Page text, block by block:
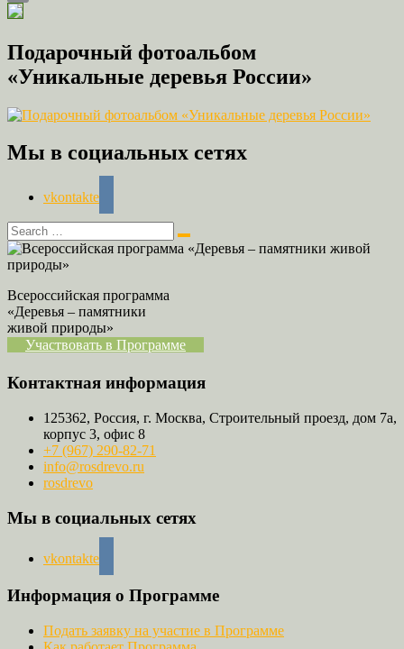
Copy
Подарочный фотоальбом
«Уникальные деревья России»
Мы в социальных сетях
vkontakte
Всероссийская программа
«Деревья – памятники
живой природы»
Участвовать в Программе
Контактная информация
125362, Россия, г. Москва, Строительный проезд, дом 7а,
корпус 3, офис 8
+7 (967) 290-82-71
info@rosdrevo.ru
rosdrevo
Мы в социальных сетях
vkontakte
Информация о Программе
Подать заявку на участие в Программе